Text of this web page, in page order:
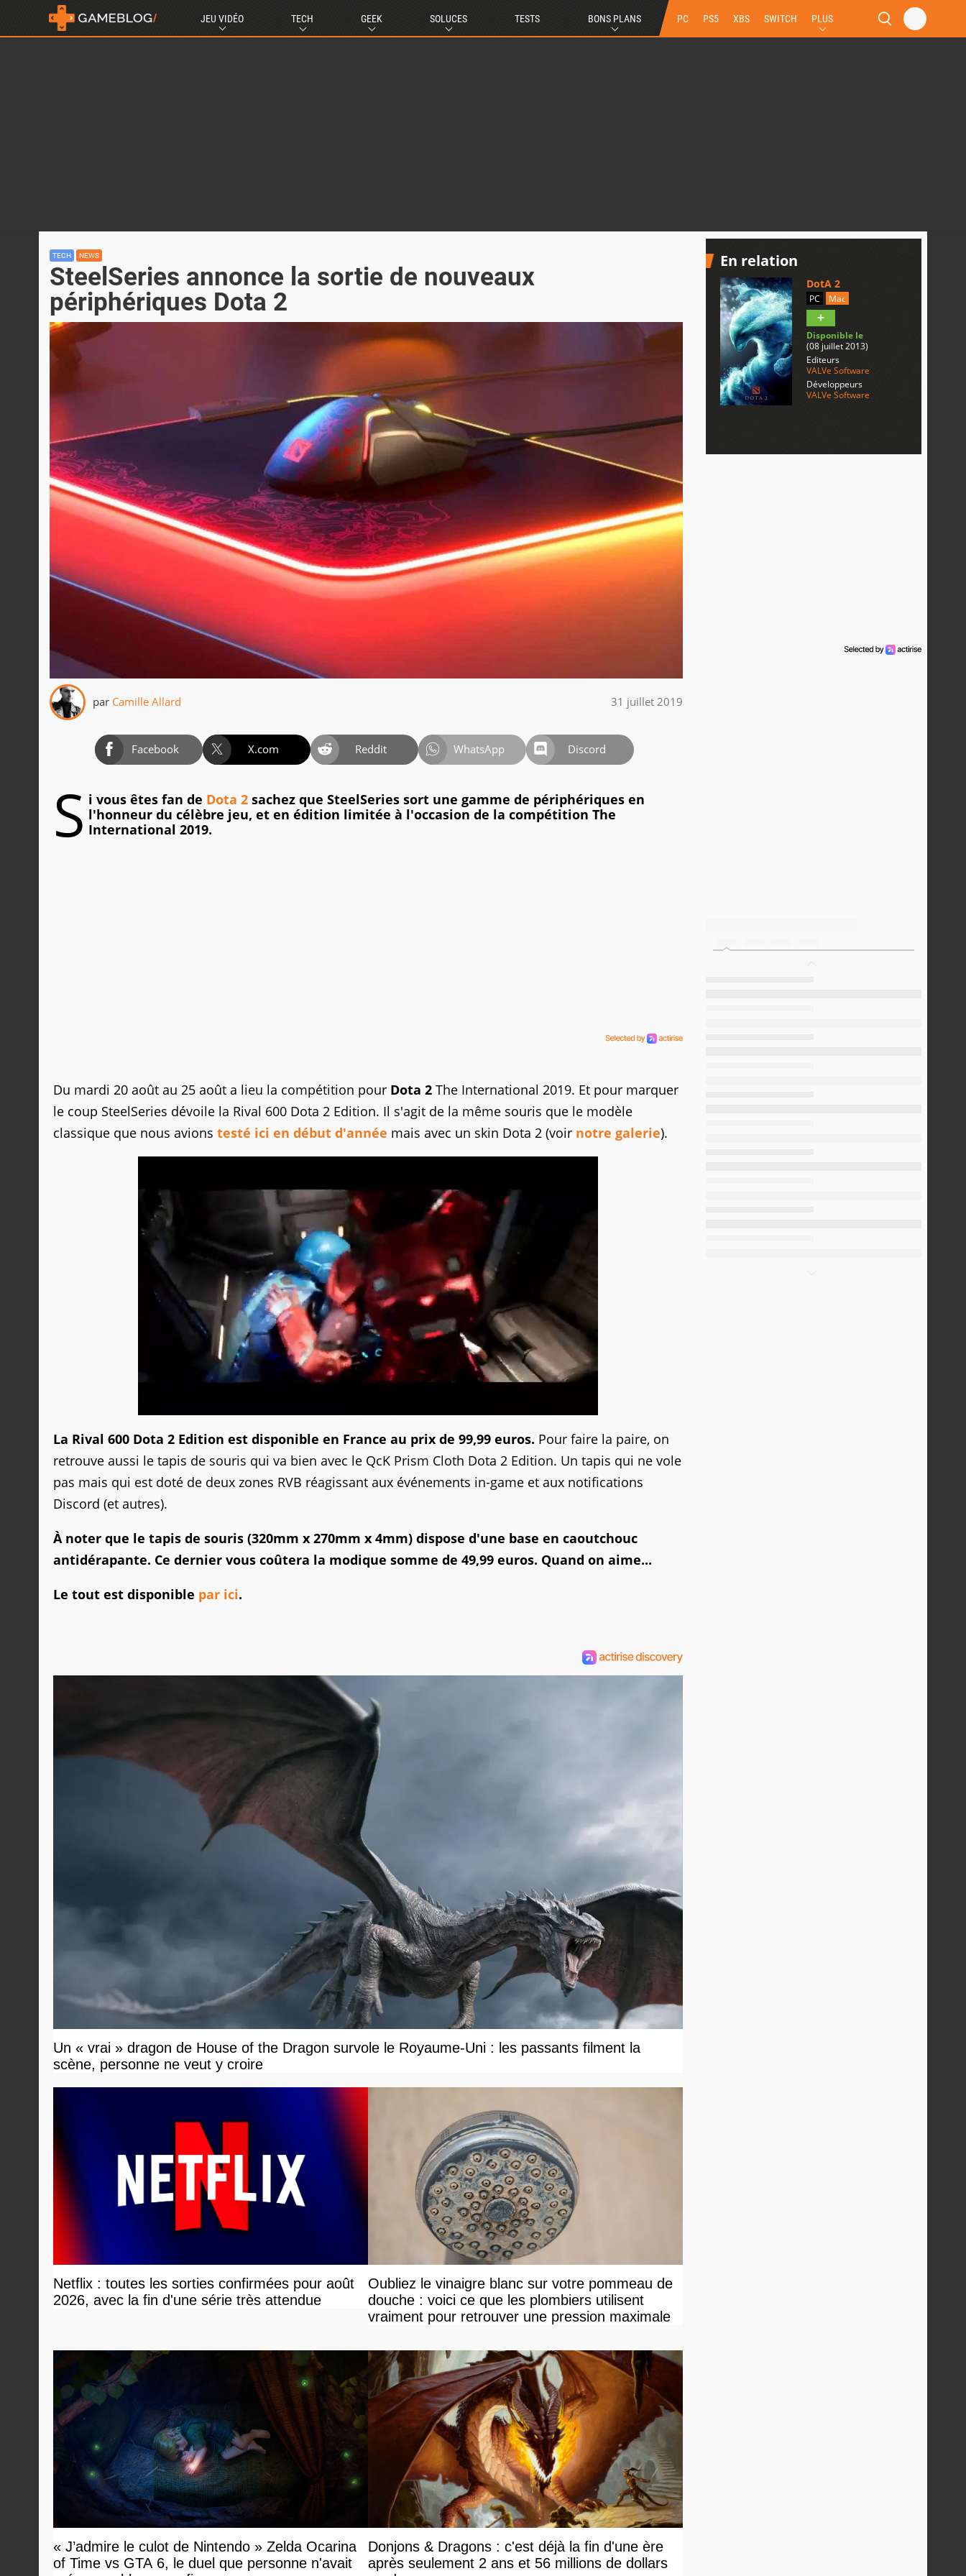
JEU VIDÉO TECH GEEK SOLUCES TESTS BONS PLANS PC PS5 XBS SWITCH PLUS
TECH NEWS
SteelSeries annonce la sortie de nouveaux
périphériques Dota 2
par Camille Allard 31 juillet 2019
Facebook X.com Reddit WhatsApp Discord
S i vous êtes fan de Dota 2 sachez que SteelSeries sort une gamme de périphériques en
l'honneur du célèbre jeu, et en édition limitée à l'occasion de la compétition The
International 2019.
Du mardi 20 août au 25 août a lieu la compétition pour Dota 2 The International 2019. Et pour marquer
le coup SteelSeries dévoile la Rival 600 Dota 2 Edition. Il s'agit de la même souris que le modèle
classique que nous avions testé ici en début d'année mais avec un skin Dota 2 (voir notre galerie).
La Rival 600 Dota 2 Edition est disponible en France au prix de 99,99 euros. Pour faire la paire, on
retrouve aussi le tapis de souris qui va bien avec le QcK Prism Cloth Dota 2 Edition. Un tapis qui ne vole
pas mais qui est doté de deux zones RVB réagissant aux événements in-game et aux notifications
Discord (et autres).
À noter que le tapis de souris (320mm x 270mm x 4mm) dispose d'une base en caoutchouc
antidérapante. Ce dernier vous coûtera la modique somme de 49,99 euros. Quand on aime...
Le tout est disponible par ici.
Un « vrai » dragon de House of the Dragon survole le Royaume-Uni : les passants filment la
scène, personne ne veut y croire
Netflix : toutes les sorties confirmées pour août
2026, avec la fin d'une série très attendue
Oubliez le vinaigre blanc sur votre pommeau de
douche : voici ce que les plombiers utilisent
vraiment pour retrouver une pression maximale
« J’admire le culot de Nintendo » Zelda Ocarina
of Time vs GTA 6, le duel que personne n'avait
Donjons & Dragons : c'est déjà la fin d'une ère
après seulement 2 ans et 56 millions de dollars
En relation
DotA 2
PC Mac
Disponible le
(08 juillet 2013)
Editeurs
VALVe Software
Développeurs
VALVe Software